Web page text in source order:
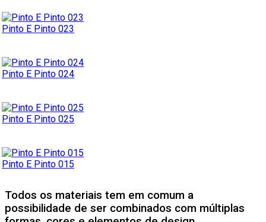
Pinto E Pinto 023
Pinto E Pinto 024
Pinto E Pinto 025
Pinto E Pinto 015
Todos os materiais tem em comum a
possibilidade de ser combinados com múltiplas